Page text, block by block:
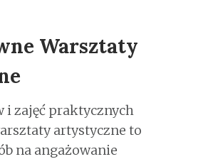
Warsztaty
i zajęć praktycznych
artystyczne to
na angażowanie